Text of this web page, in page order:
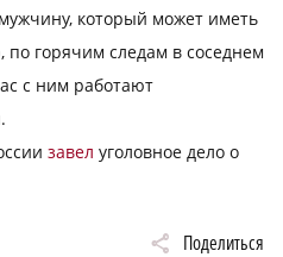
мужчину, который может иметь
горячим следам в соседнем
с ним работают
завел уголовное дело о
Поделиться